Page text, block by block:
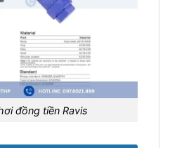
đồng tiền Ravis